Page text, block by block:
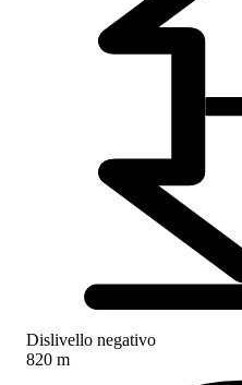
Dislivello negativo
820 m